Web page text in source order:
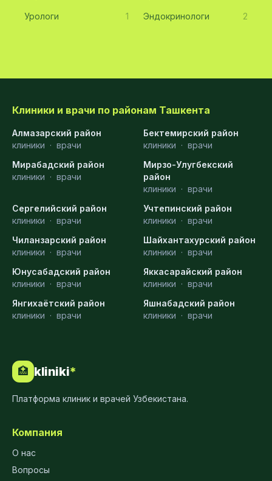
Урологи 1 Эндокринологи 2
Клиники и врачи по районам Ташкента
Алмазарский район
клиники · врачи
Бектемирский район
клиники · врачи
Мирабадский район
клиники · врачи
Мирзо-Улугбекский
район
клиники · врачи
Сергелийский район
клиники · врачи
Учтепинский район
клиники · врачи
Чиланзарский район
клиники · врачи
Шайхантахурский район
клиники · врачи
Юнусабадский район
клиники · врачи
Яккасарайский район
клиники · врачи
Янгихаётский район
клиники · врачи
Яшнабадский район
клиники · врачи
🏥 kliniki*
Платформа клиник и врачей Узбекистана.
Компания
О нас
Вопросы